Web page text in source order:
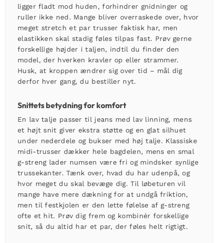
ligger fladt mod huden, forhindrer gnidninger og
ruller ikke ned. Mange bliver overraskede over, hvor
meget stretch et partrusser faktisk har, men
elastikken skal stadig føles tilpas fast. Prøv gerne
forskellige højder i taljen, indtil du finder den
model, der hverken kravler op eller strammer.
Husk, at kroppen ændrer sig over tid – mål dig
derfor hver gang, du bestiller nyt.
Snittets betydning for komfort
En lav talje passer til jeans med lav linning, mens
et højt snit giver ekstra støtte og en glat silhuet
under nederdele og bukser med høj talje. Klassiske
midi-trusser dækker hele bagdelen, mens en smal
g-strenglader numsen være fri og mindsker synlige
trussekanter. Tænk over, hvad du har udenpå, og
hvor meget du skal bevæge dig. Til løbeturen vil
mange have mere dækning for at undgå friktion,
men til festkjolen er den lette følelse af g-streng
ofte et hit. Prøv dig frem og kombinér forskellige
snit, så du altid har et par, der føles helt rigtigt.